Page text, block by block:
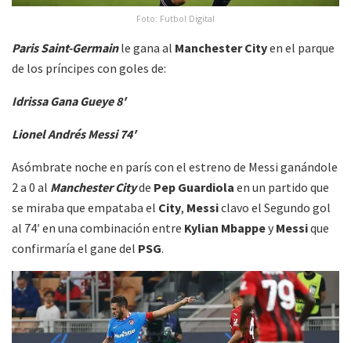
Foto: Futbol Digital
Paris Saint-Germain le gana al Manchester Cityen el parque
de los príncipes con goles de:
Idrissa Gana Gueye 8′
Lionel Andrés Messi 74′
Asómbrate noche en parís con el estreno de Messi ganándole
2 a 0 al Manchester Cityde Pep Guardiola en un partido que
se miraba que empataba el City, Messiclavo el Segundo gol
al 74′ en una combinación entre Kylian Mbappey Messique
confirmaría el gane del PSG.